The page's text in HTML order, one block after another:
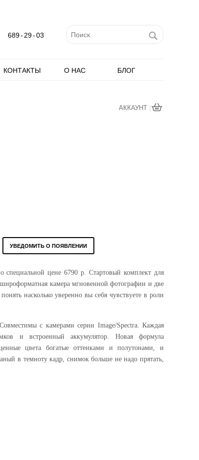
АККАУНТ |
КОНТАКТЫ О НАС БЛОГ
689- 29-03
УВЕДОМИТЬ О ПОЯВЛЕНИИ
специальной цене 6790 р. Стартовый комплект для
камера мгновенной фотографии и две
насколько уверенно вы себя чувствуете в роли
с камерами серии Image/Spectra. Каждая
и встроенный аккумулятор. Новая формула
цвета богатые оттенками и полутонами, и
в темноту кадр, снимок больше не надо прятать,